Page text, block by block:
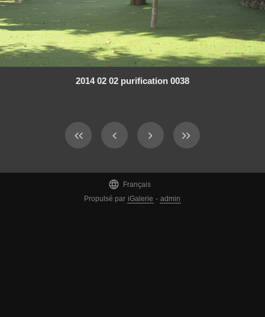
2014 02 02 purification 0038

Français
Propulsé par iGalerie - admin